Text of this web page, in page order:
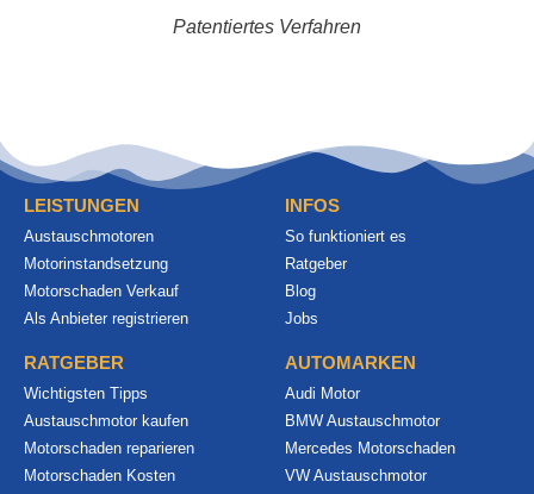
Patentiertes Verfahren
LEISTUNGEN
Austauschmotoren
Motorinstandsetzung
Motorschaden Verkauf
Als Anbieter registrieren
INFOS
So funktioniert es
Ratgeber
Blog
Jobs
RATGEBER
Wichtigsten Tipps
Austauschmotor kaufen
Motorschaden reparieren
Motorschaden Kosten
AUTOMARKEN
Audi Motor
BMW Austauschmotor
Mercedes Motorschaden
VW Austauschmotor